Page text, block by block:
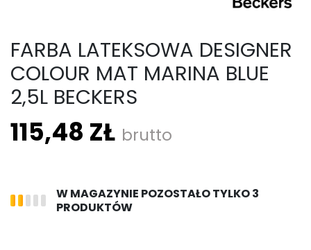
FARBA LATEKSOWA DESIGNER
COLOUR MAT MARINA BLUE
2,5L BECKERS
115,48 ZŁ brutto
W MAGAZYNIE POZOSTAŁO TYLKO 3
PRODUKTÓW